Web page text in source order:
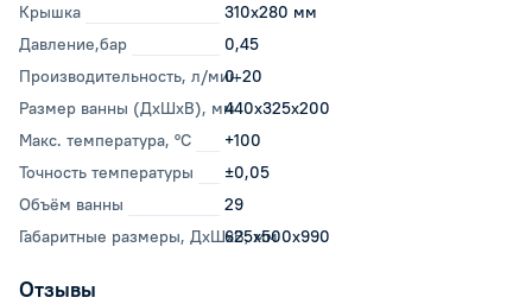
Крышка
310x280 мм
Давление,бар
0,45
Производительность, л/мин0-20
Размер ванны (ДхШхВ), мм440x325x200
Макс. температура, °С
+100
Точность температуры
±0,05
Объём ванны
29
Габаритные размеры, ДхШхВ, мм625x500x990
Отзывы